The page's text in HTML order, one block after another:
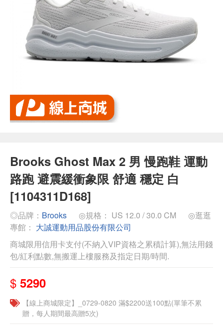
Brooks Ghost Max 2 男 慢跑鞋 運動
路跑 避震緩衝象限 舒適 穩定 白
[1104311D168]
◎品牌： Brooks ◎規格： US 12.0 / 30.0 CM
◎逛逛
專館： 大誠運動用品股份有限公司
商城限用信用卡支付(不納入VIP資格之累積計算),無法用錢
包/紅利點數,無搬運上樓服務及指定日期/時間.
$ 5290
【線上商城限定】_0729-0820 滿$2200送100點(單筆不累
贈，每人期間最高贈5次)